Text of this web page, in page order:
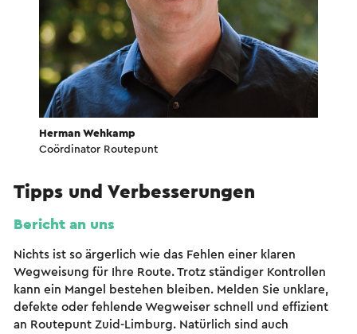
Herman Wehkamp
Coördinator Routepunt
Tipps und Verbesserungen
Bericht an uns
Nichts ist so ärgerlich wie das Fehlen einer klaren
Wegweisung für Ihre Route. Trotz ständiger Kontrollen
kann ein Mangel bestehen bleiben. Melden Sie unklare,
defekte oder fehlende Wegweiser schnell und effizient
an Routepunt Zuid-Limburg. Natürlich sind auch